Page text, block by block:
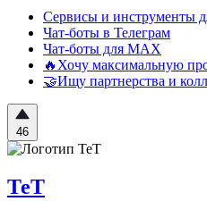
Сервисы и инструменты
Чат-боты в Телеграм
Чат-боты для MAX
🔥Хочу максимальную
🤝Ищу партнерства и
46
ТеТ